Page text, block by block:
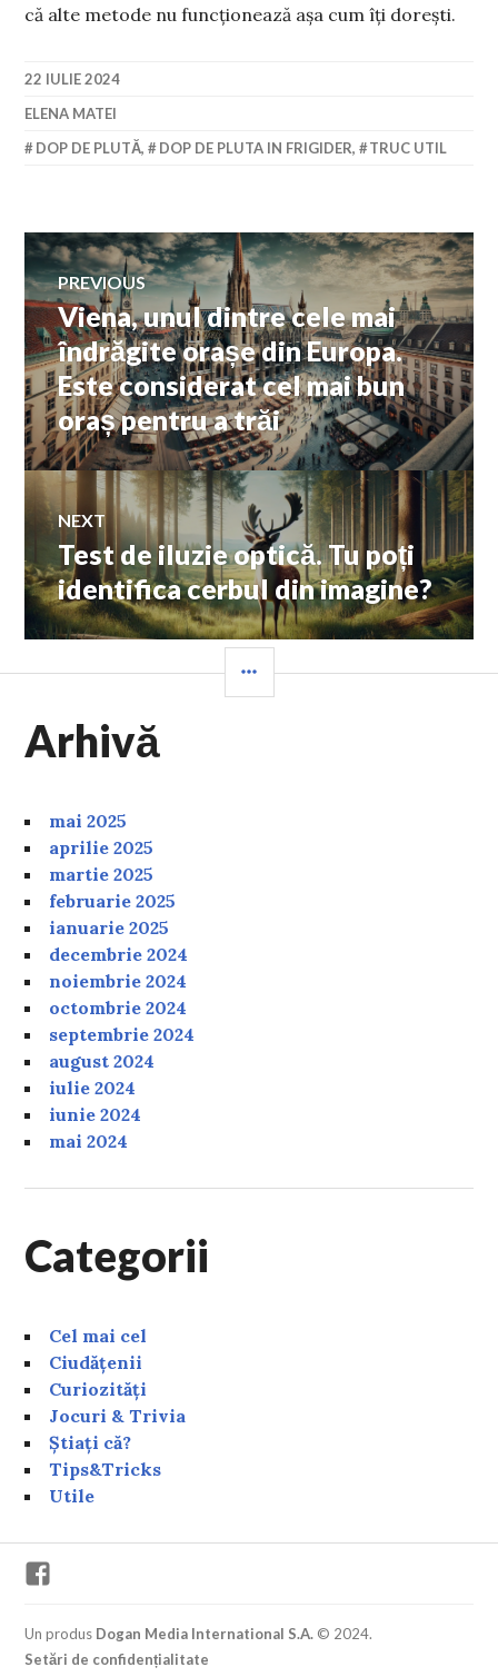
că alte metode nu funcționează așa cum îți dorești.
22 IULIE 2024
ELENA MATEI
DOP DE PLUTĂ, DOP DE PLUTA IN FRIGIDER, TRUC UTIL
Navigare
în
articole
PREVIOUS
Previous
post:
Viena, unul dintre cele mai
îndrăgite orașe din Europa.
Este considerat cel mai bun
oraș pentru a trăi
NEXT
Next
post:
Test de iluzie optică. Tu poți
identifica cerbul din imagine?
Arhivă
mai 2025
aprilie 2025
martie 2025
februarie 2025
ianuarie 2025
decembrie 2024
noiembrie 2024
octombrie 2024
septembrie 2024
august 2024
iulie 2024
iunie 2024
mai 2024
Categorii
Cel mai cel
Ciudățenii
Curiozități
Jocuri & Trivia
Știați că?
Tips&Tricks
Utile
Un produs Dogan Media International S.A. © 2024.
Setări de confidențialitate